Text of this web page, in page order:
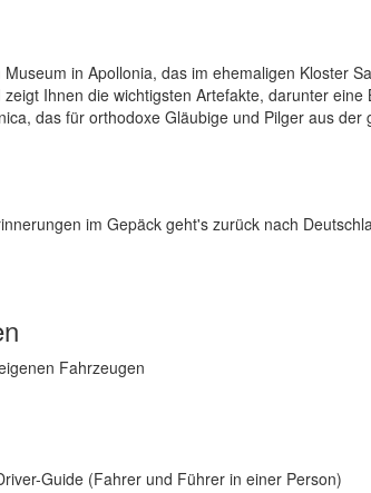
in Apollonia, das im ehemaligen Kloster
Ihnen die wichtigsten Artefakte, darunter eine
das für orthodoxe Gläubige und Pilger aus der
im Gepäck geht's zurück nach
Fahrzeugen
Guide (Fahrer und Führer in einer Person)